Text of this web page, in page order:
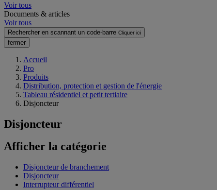
Voir tous
Documents & articles
Voir tous
Rechercher en scannant un code-barre Cliquer ici
fermer
Accueil
Pro
Produits
Distribution, protection et gestion de l'énergie
Tableau résidentiel et petit tertiaire
Disjoncteur
Disjoncteur
Afficher la catégorie
Disjoncteur de branchement
Disjoncteur
Interrupteur différentiel